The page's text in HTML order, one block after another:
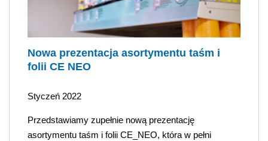
Nowa prezentacja asortymentu taśm i
folii CE NEO
Styczeń 2022
Przedstawiamy zupełnie nową prezentację
asortymentu taśm i folii CE_NEO, która w pełni